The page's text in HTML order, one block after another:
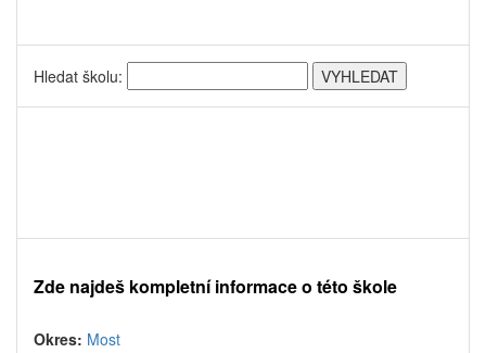
Hledat školu:
Zde najdeš kompletní informace o této škole
Okres: Most